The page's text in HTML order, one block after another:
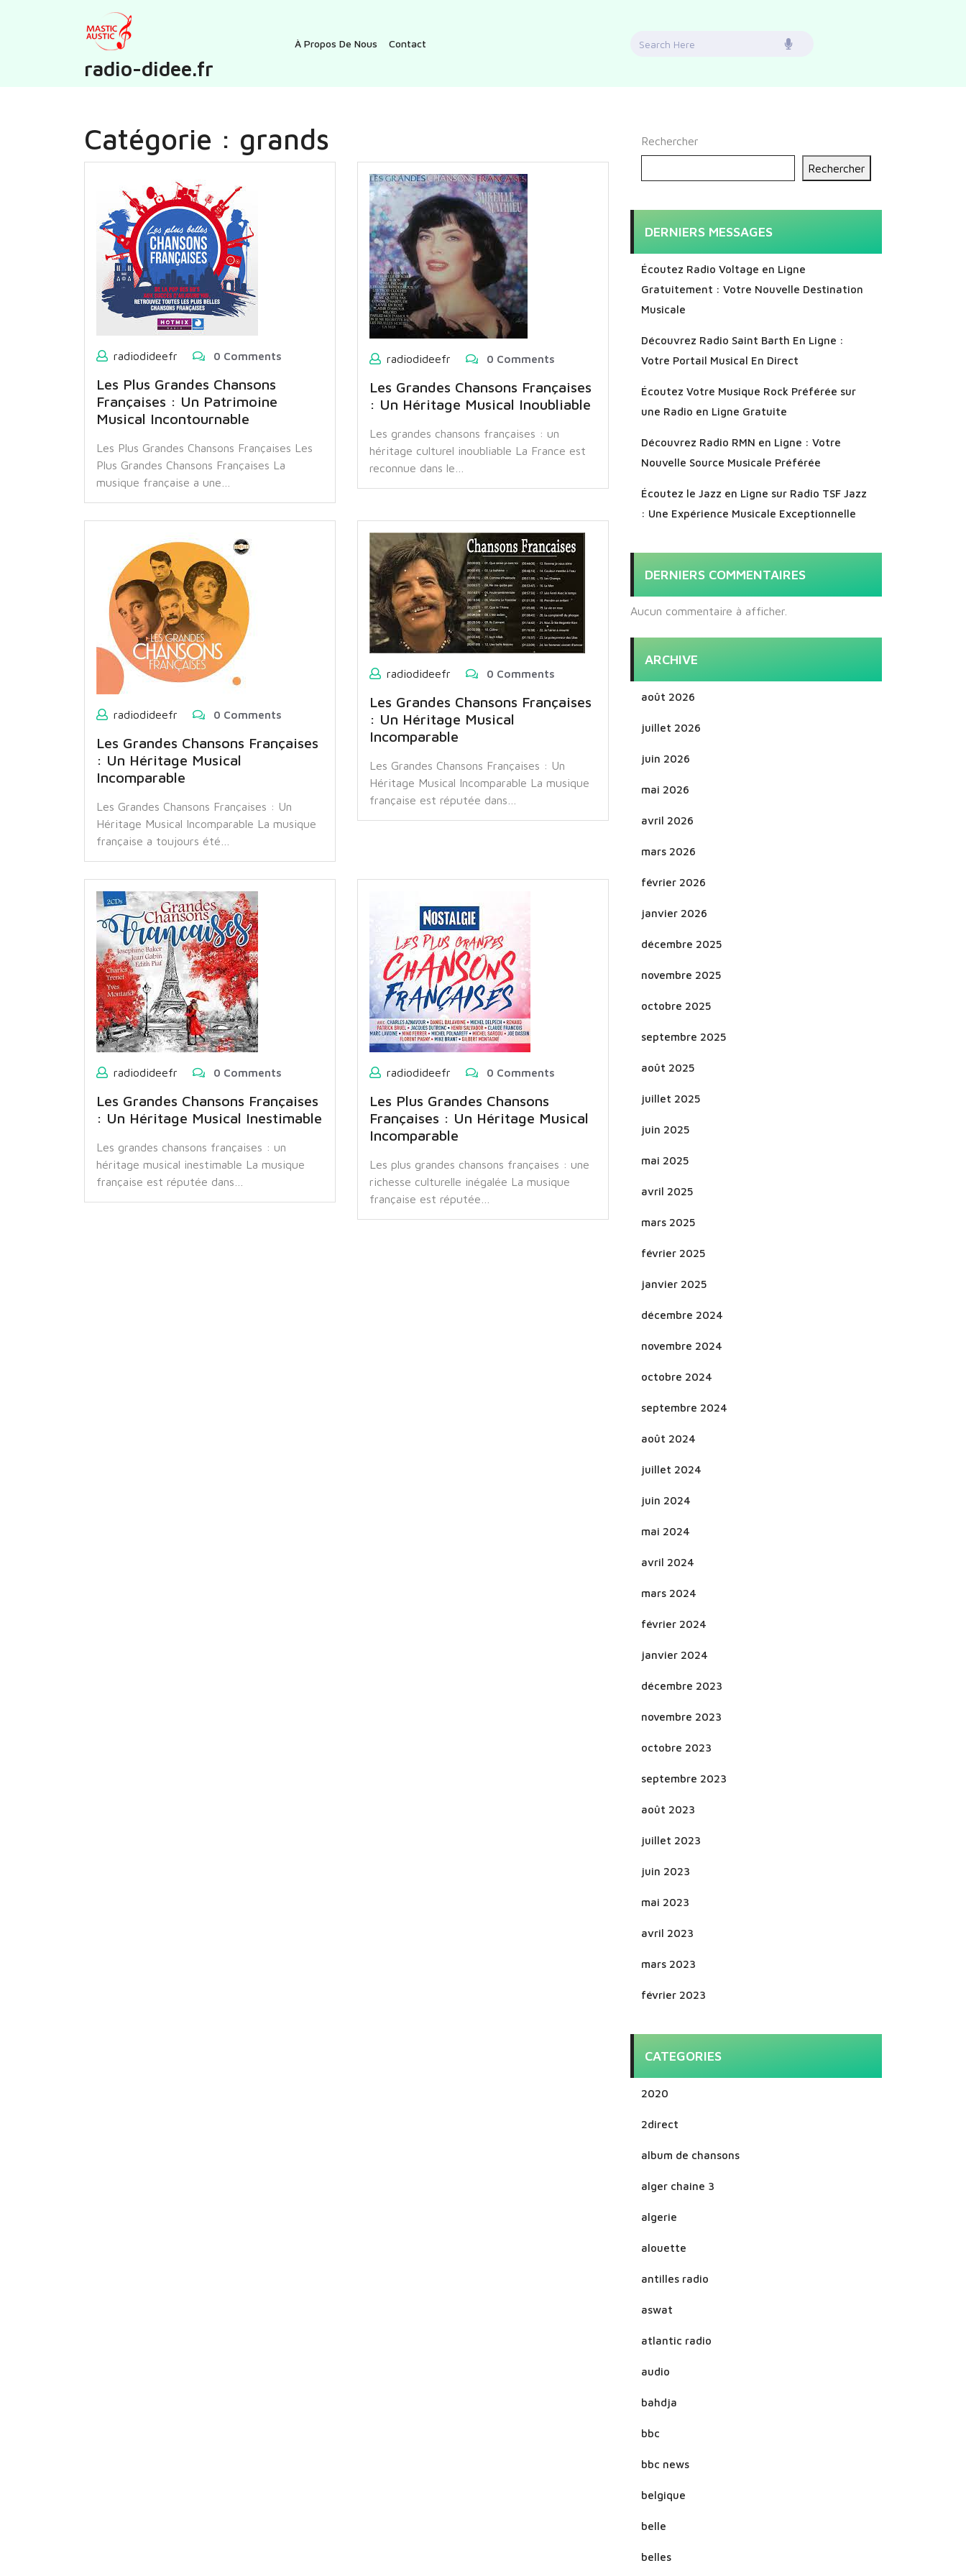
radio-didee.fr
À Propos De Nous Contact
Search
Catégorie : grands
radiodideefr 0 Comments
Les Plus Grandes Chansons
Françaises : Un Patrimoine
Musical Incontournable
Les Plus Grandes Chansons Françaises Les
Plus Grandes Chansons Françaises La
musique française a une…
radiodideefr 0 Comments
Les Grandes Chansons Françaises
: Un Héritage Musical Inoubliable
Les grandes chansons françaises : un
héritage culturel inoubliable La France est
reconnue dans le…
radiodideefr 0 Comments
Les Grandes Chansons Françaises
: Un Héritage Musical
Incomparable
Les Grandes Chansons Françaises : Un
Héritage Musical Incomparable La musique
française a toujours été…
radiodideefr 0 Comments
Les Grandes Chansons Françaises
: Un Héritage Musical
Incomparable
Les Grandes Chansons Françaises : Un
Héritage Musical Incomparable La musique
française est réputée dans…
radiodideefr 0 Comments
Les Grandes Chansons Françaises
: Un Héritage Musical Inestimable
Les grandes chansons françaises : un
héritage musical inestimable La musique
française est réputée dans…
radiodideefr 0 Comments
Les Plus Grandes Chansons
Françaises : Un Héritage Musical
Incomparable
Les plus grandes chansons françaises : une
richesse culturelle inégalée La musique
française est réputée…
Rechercher
Rechercher
DERNIERS MESSAGES
Écoutez Radio Voltage en Ligne
Gratuitement : Votre Nouvelle Destination
Musicale
Découvrez Radio Saint Barth En Ligne :
Votre Portail Musical En Direct
Écoutez Votre Musique Rock Préférée sur
une Radio en Ligne Gratuite
Découvrez Radio RMN en Ligne : Votre
Nouvelle Source Musicale Préférée
Écoutez le Jazz en Ligne sur Radio TSF Jazz
: Une Expérience Musicale Exceptionnelle
DERNIERS COMMENTAIRES
Aucun commentaire à afficher.
ARCHIVE
août 2026
juillet 2026
juin 2026
mai 2026
avril 2026
mars 2026
février 2026
janvier 2026
décembre 2025
novembre 2025
octobre 2025
septembre 2025
août 2025
juillet 2025
juin 2025
mai 2025
avril 2025
mars 2025
février 2025
janvier 2025
décembre 2024
novembre 2024
octobre 2024
septembre 2024
août 2024
juillet 2024
juin 2024
mai 2024
avril 2024
mars 2024
février 2024
janvier 2024
décembre 2023
novembre 2023
octobre 2023
septembre 2023
août 2023
juillet 2023
juin 2023
mai 2023
avril 2023
mars 2023
février 2023
CATEGORIES
2020
2direct
album de chansons
alger chaine 3
algerie
alouette
antilles radio
aswat
atlantic radio
audio
bahdja
bbc
bbc news
belgique
belle
belles